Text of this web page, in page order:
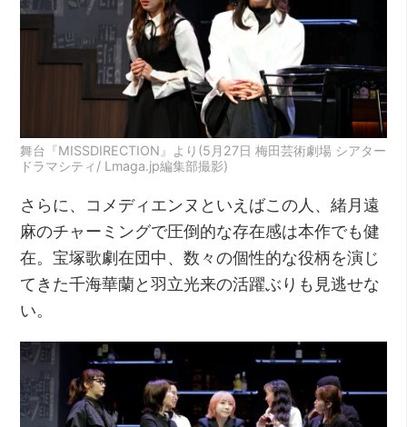
舞台『MISSDIRECTION』より(5月27日 梅田芸術劇場 シアター
ドラマシティ/ Lmaga.jp編集部撮影)
さらに、コメディエンヌといえばこの人、緒月遠
麻のチャーミングで圧倒的な存在感は本作でも健
在。宝塚歌劇在団中、数々の個性的な役柄を演じ
てきた千海華蘭と羽立光来の活躍ぶりも見逃せな
い。